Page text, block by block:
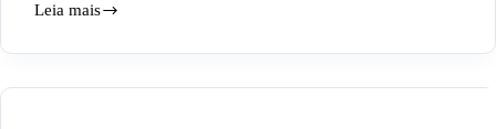
Leia mais
Tomada
para
serve?